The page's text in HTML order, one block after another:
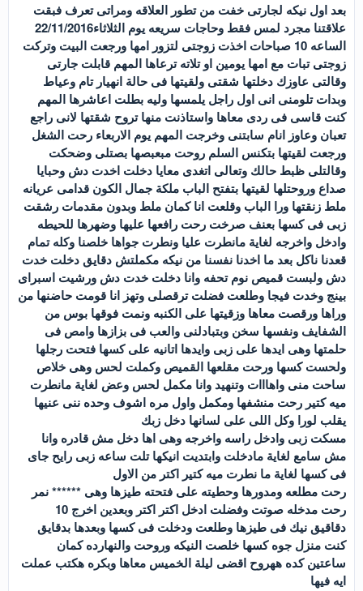
بعد اول نيكه لجارتى خفت من تطور العلاقه ومراتى تعرف فبقت
علاقتنا مجرد لمس فقط وحاجات سريعه يوم الثلاثاء22/11/2016
الساعه 10 صباحات اخذت زوجتى لتزور امها ورجعت البيت وتركت
زوجتى تبات مع امها يومين او تلاته ترعاها المهم قابلت جارتى
وقالتى عاوزك دخلتها شقتى ولقيتها فى حالة انهيار تام وعياط
وبدات تلومنى انى اول راجل يلمسها وليه بطلت اعاشرها المهم
كنت قاسى فى ردى معاها واستاذنت منها تروح شقتها لانى راجع
تعبان وعاوز انام سابتنى وخرجت المهم يوم الاربعاء رحت الشغل
ورجعت لقيتها بتكنس السلم روحت مبعبصها بصتلى وضحكت
وقالتلى ظبط حالك وتعالى اتغدى معايا دخلت اخدت دش وحبايا
صداع وروحتلها لقيتها بتفتح الباب ملكة جمال الكون قدامى عريانه
ملط زنقتها ورا الباب وقلعت انا كمان ملط وبدون مقدمات رشقت
زبى فى كسها بعنف صرخت رحت رافعها عليها وضهرها للحيطه
وادخل واخرجه لغاية مانطرت عليا ونطرت جواها خلصنا وكله تمام
قعدنا ناكل بعد ما اخدنا نفسنا من نيكه مكملتش دقايق دخلت خدت
دش ولبست قميص نوم تحفه وانا دخلت خدت دش ورشيت اسبراى
بينج وخدت فيجا وطلعت فضلت ترقصلى وتهز انا قومت حاضنها من
وراها ورقصت معاها وزقيتها على الكنبه ونمت فوقها بوس من
الشفايف ونفسها سخن وبتبادلنى والعب فى بزازها وامص فى
حلمتها وهى ايدها على زبى وايدها اتانيه على كسها فتحت رجلها
ولحست كسها ورحت مقلعها القميص وكملت لحس وهى خلاص
ساحت منى واهااات وتنهيد وانا مكمل لحس وعض لغاية مانطرت
ميه كتير رحت منشفها ومكمل واول مره اشوف وحده ننى عنيها
يقلب لورا وكل اللى على لسانها دخل زبك
مسكت زبى وادخل راسه واخرجه وهى اها دخل مش قادره وانا
مش سامع لغاية مادخلت وابتديت انيكها تلت ساعه زبى رايح جاى
فى كسها لغاية ما نطرت ميه كتير اكتر من الاول
رحت مطلعه ومدورها وحطيته على فتحته طيزها وهى ****** نمر
رحت مدخله صوتت وفضلت ادخل اكتر اكتر وبعدين اخرج 10
دقاقيق نيك فى طيزها وطلعت ودخلت فى كسها وبعدها بدقايق
كنت منزل جوه كسها خلصت النيكه وروحت والنهارده كمان
ساعتين كده ههروح اقضى ليلة الخميس معاها وبكره هكتب عملت
ايه فيها